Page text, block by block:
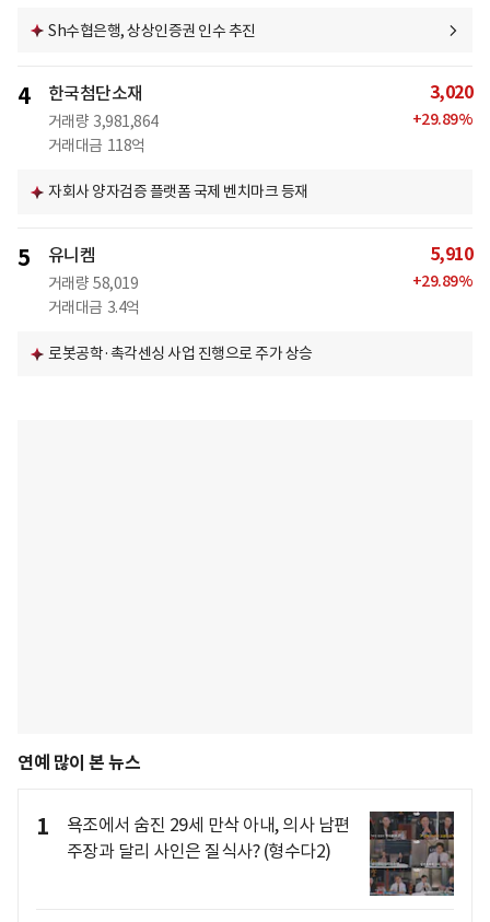
Sh수협은행, 상상인증권 인수 추진
4 한국첨단소재
거래량 3,981,864
거래대금 118억
3,020
+29.89%
자회사 양자검증 플랫폼 국제 벤치마크 등재
5 유니켐
거래량 58,019
거래대금 3.4억
5,910
+29.89%
로봇공학·촉각센싱 사업 진행으로 주가 상승
연예 많이 본 뉴스
1
욕조에서 숨진 29세 만삭 아내, 의사 남편
주장과 달리 사인은 질식사? (형수다2)